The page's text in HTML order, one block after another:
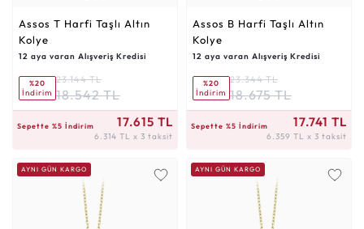
Assos T Harfi Taşlı Altın
Kolye
12 aya varan Alışveriş Kredisi
%20
İndirim
23.144 TL
18.542 TL
Sepette %5 İndirim 17.615 TL
6.314 TL x 3 taksit
Assos B Harfi Taşlı Altın
Kolye
12 aya varan Alışveriş Kredisi
%20
İndirim
23.344 TL
18.675 TL
Sepette %5 İndirim 17.741 TL
6.359 TL x 3 taksit
AYNI GÜN KARGO AYNI GÜN KARGO